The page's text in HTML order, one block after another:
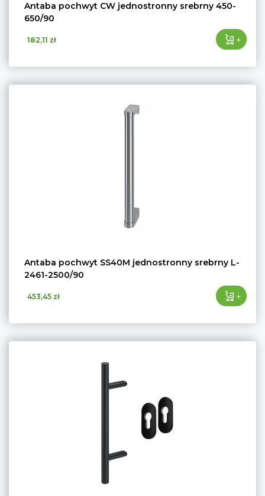
Antaba pochwyt CW jednostronny srebrny 450-
650/90
182,11 zł +
Antaba pochwyt SS40M jednostronny srebrny L-
2461-2500/90
453,45 zł +